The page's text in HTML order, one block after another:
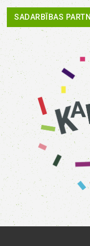
SADARBĪBAS